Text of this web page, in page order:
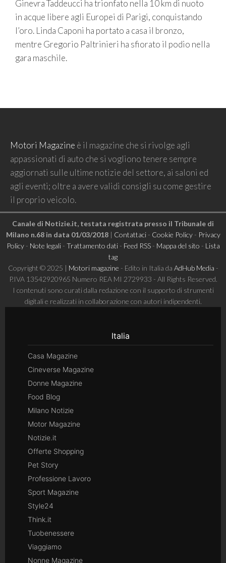
Ginevra Taddeucci ha trionfato nella 10 km di nuoto
in acque libere agli Europei di Parigi, conquistando
l’oro. Linda Caponi ha portato a casa il bronzo,
mentre Gregorio Paltrinieri ha sfiorato il podio nella
gara maschile.
Motori Magazine è il magazine che si rivolge agli
appassionati di auto che si vogliono tenere sempre
aggiornati sulle ultime notizie del settore, ai saloni ed
agli eventi; oltre a avere validi consigli su come gestire
il proprio veicolo.
Canale di Notizie.it, testata registrata presso il Tribunale di
Milano n.68 in data 01/03/2018| Contattaci- Cookie Policy- Privacy
Policy- Note legali- Trattamento dati- Feed RSS- Mappa del sito - Lista
tag
Copyright © 2025 | Motori magazine - Edito in Italia da AdHub Media -
P.IVA 13542920965 Numero REA MI 2729933 - All Rights Reserved.
I contenuti sono curati dalla redazione con il supporto di strumenti
digitali e realizzati in collaborazione con autori indipendenti.
Italia
Casa Magazine
Cineverse Magazine
Donne Magazine
Food Blog
Milano Notizie
Motor Magazine
Notizie.it
Offerte Shopping
Pet Story
Professione Lavoro
Sport Magazine
Style24
Think.it
Tuobenessere
Viaggiamo
Nonne Magazine